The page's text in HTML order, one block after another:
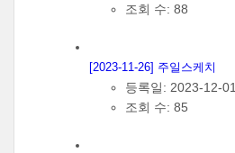
조회 수: 88
[2023-11-26] 주일스케치
등록일: 2023-12-01
조회 수: 85